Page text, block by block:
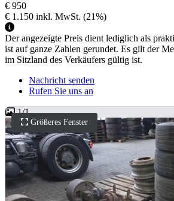
€ 950
€ 1.150 inkl. MwSt. (21%)
Der angezeigte Preis dient lediglich als
ist auf ganze Zahlen gerundet. Es gilt der
im Sitzland des Verkäufers gültig ist.
Nachricht senden
Rufen Sie uns an
Größeres Fenster
1/1